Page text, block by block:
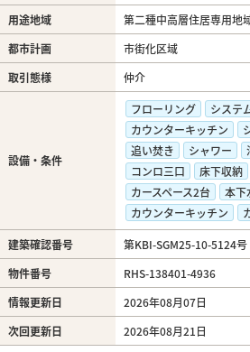
用途地域
第二種中高層住居専用地
都市計画
市街化区域
取引態様
仲介
設備・条件
フローリング
システ
カウンターキッチン
追い焚き
シャワー
コンロ三口
床下収納
カースペース2台
本下
カウンターキッチン
建築確認番号
第KBI-SGM25-10-5124号
物件番号
RHS-138401-4936
情報更新日
2026年08月07日
次回更新日
2026年08月21日